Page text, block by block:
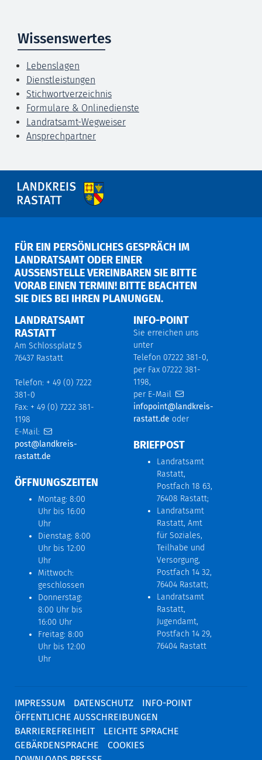
Wissenswertes
Lebenslagen
Dienstleistungen
Stichwortverzeichnis
Formulare & Onlinedienste
Landratsamt-Wegweiser
Ansprechpartner
FÜR EIN PERSÖNLICHES GESPRÄCH IM
LANDRATSAMT ODER EINER
AUSSENSTELLE VEREINBAREN SIE BITTE V
ORAB EINEN TERMIN! BITTE BEACHTEN S
IE DIES BEI IHREN PLANUNGEN.
LANDRATSAMT
RASTATT
Am Schlossplatz 5
76437 Rastatt
Telefon: + 49 (0) 7222
381-0
Fax: + 49 (0) 7222 381-
1198
E-Mail:
post@landkreis-
rastatt.de
ÖFFNUNGSZEITEN
Montag: 8:00
Uhr bis 16:00
Uhr
Dienstag: 8:00
Uhr bis 12:00
Uhr
Mittwoch:
geschlossen
Donnerstag:
8:00 Uhr bis
16:00 Uhr
Freitag: 8:00
Uhr bis 12:00
Uhr
INFO-POINT
Sie erreichen uns
unter
Telefon 07222 381-0,
per Fax 07222 381-
1198,
per E-Mail
infopoint@landkreis-
rastatt.de oder
BRIEFPOST
Landratsamt
Rastatt,
Postfach 18 63,
76408 Rastatt;
Landratsamt
Rastatt, Amt
für Soziales,
Teilhabe und
Versorgung,
Postfach 14 32,
76404 Rastatt;
Landratsamt
Rastatt,
Jugendamt,
Postfach 14 29,
76404 Rastatt
IMPRESSUM DATENSCHUTZ
INFO-POINT
ÖFFENTLICHE AUSSCHREIBUNGEN
BARRIEREFREIHEIT
LEICHTE SPRACHE
GEBÄRDENSPRACHE
COOKIES